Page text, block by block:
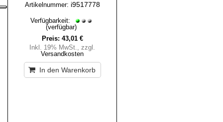
Artikelnummer: i9517778
Verfügbarkeit:
(verfügbar)
Preis: 43,01 €
Inkl. 19% MwSt., zzgl.
Versandkosten
In den Warenkorb